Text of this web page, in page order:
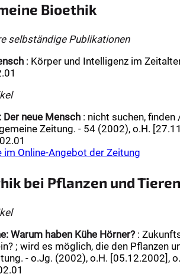
Bioethik
selbständige Publikationen
: Körper und Intelligenz im
Der neue Mensch : nicht suchen, finden
Zeitung. - 54 (2002), o.H.
im Online-Angebot der Zeitung
bei Pflanzen und Tieren
Warum haben Kühe Hörner? :
; wird es möglich, die den Pflanzen
- o.Jg. (2002), o.H. [05.12.2002],